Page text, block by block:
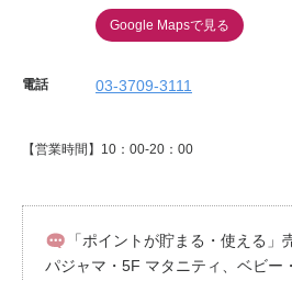
Google Mapsで見る
電話 03-3709-3111
【営業時間】10：00-20：00
「ポイントが貯まる・使える
パジャマ・5F マタニティ、ベビー